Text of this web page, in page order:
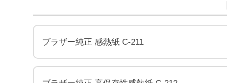
ブラザー純正 感熱紙 C-211